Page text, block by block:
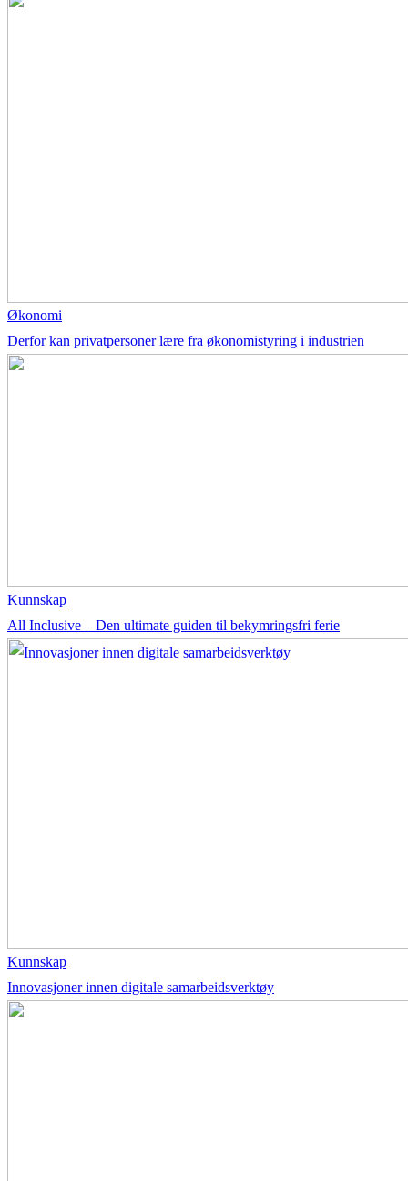
Økonomi
Derfor kan privatpersoner lære fra økonomistyring i industrien
Kunnskap
All Inclusive – Den ultimate guiden til bekymringsfri ferie
Kunnskap
Innovasjoner innen digitale samarbeidsverktøy